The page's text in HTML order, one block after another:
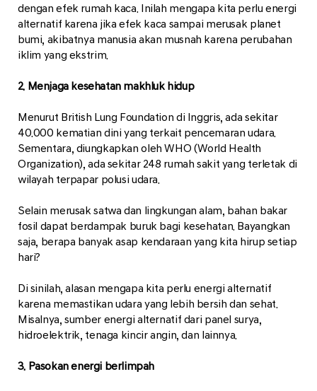
dengan efek rumah kaca. Inilah mengapa kita perlu energi
alternatif karena jika efek kaca sampai merusak planet
bumi, akibatnya manusia akan musnah karena perubahan
iklim yang ekstrim.
2. Menjaga kesehatan makhluk hidup
Menurut British Lung Foundation di Inggris, ada sekitar
40.000 kematian dini yang terkait pencemaran udara.
Sementara, diungkapkan oleh WHO (World Health
Organization), ada sekitar 248 rumah sakit yang terletak di
wilayah terpapar polusi udara.
Selain merusak satwa dan lingkungan alam, bahan bakar
fosil dapat berdampak buruk bagi kesehatan. Bayangkan
saja, berapa banyak asap kendaraan yang kita hirup setiap
hari?
Di sinilah, alasan mengapa kita perlu energi alternatif
karena memastikan udara yang lebih bersih dan sehat.
Misalnya, sumber energi alternatif dari panel surya,
hidroelektrik, tenaga kincir angin, dan lainnya.
3. Pasokan energi berlimpah